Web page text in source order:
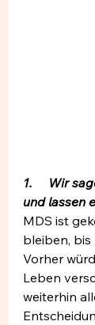
1.     Wir
und lassen
MDS ist
bleiben, bis
Vorher
Leben
weiterhin